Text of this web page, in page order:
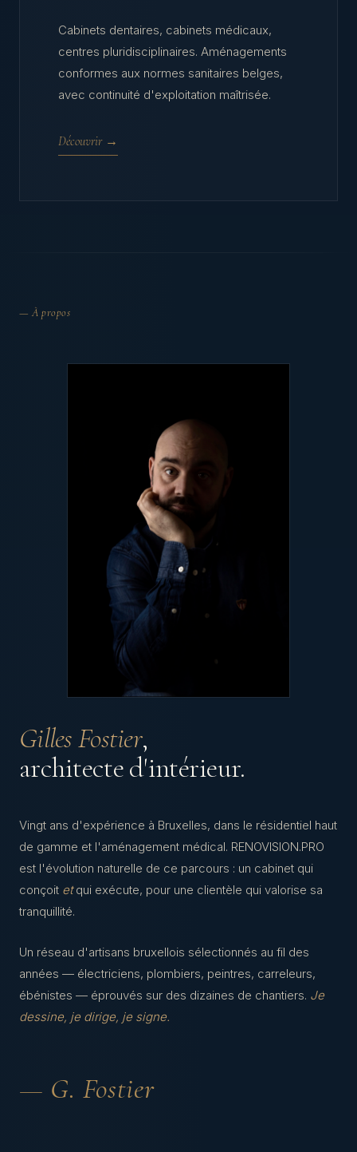
Cabinets dentaires, cabinets médicaux,
centres pluridisciplinaires. Aménagements
conformes aux normes sanitaires belges,
avec continuité d'exploitation maîtrisée.
Découvrir →
— À propos
Gilles Fostier,
architecte d'intérieur.
Vingt ans d'expérience à Bruxelles, dans le résidentiel haut
de gamme et l'aménagement médical. RENOVISION.PRO
est l'évolution naturelle de ce parcours : un cabinet qui
conçoit etqui exécute, pour une clientèle qui valorise sa
tranquillité.
Un réseau d'artisans bruxellois sélectionnés au fil des
années — électriciens, plombiers, peintres, carreleurs,
ébénistes — éprouvés sur des dizaines de chantiers. Je
dessine, je dirige, je signe.
— G. Fostier